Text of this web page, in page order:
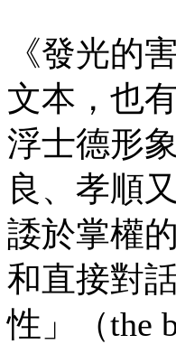
《發光的
文本，也
浮士德形
良、孝順
諉於掌權
和直接對
性」（the